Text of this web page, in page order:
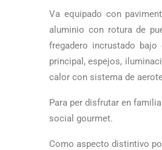
Va equipado con
aluminio con rotura de
fregadero incrustado
principal, espejos,
calor con sistema de
Para per disfrutar en
social gourmet.
Como aspecto distintivo